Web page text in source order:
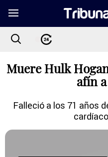
Muere Hulk
afín
Falleció a los 71 años